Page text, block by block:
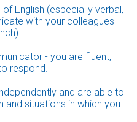
English (especially verbal,
with your colleagues
- you are fluent,
respond.
and are able to
and situations in which you